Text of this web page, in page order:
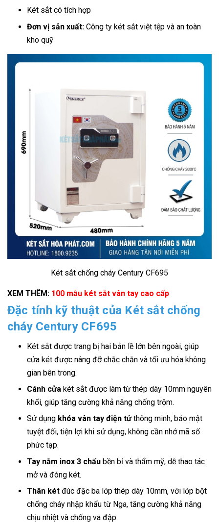
Két sắt có tích hợp
Đơn vị sản xuất: Công ty két sắt việt tệp và an toàn
kho quỹ
Két sắt chống cháy Century CF695
XEM THÊM: 100 mẫu két sắt vân tay cao cấp
Đặc tính kỹ thuật của Két sắt chống
cháy Century CF695
Két sắt được trang bị hai bản lề lớn bên ngoài, giúp
cửa két được nâng đỡ chắc chắn và tối ưu hóa không
gian bên trong.
Cánh cửa két sắt được làm từ thép dày 10mm nguyên
khối, giúp tăng cường khả năng chống trộm.
Sử dụng khóa vân tay điện tửthông minh, bảo mật
tuyệt đối, tiện lợi khi sử dụng, không cần nhớ mã số
phức tạp.
Tay nắm inox 3 chấu bền bỉ và thẩm mỹ, dễ thao tác
mở và đóng két.
Thân két đúc đặc ba lớp thép dày 10mm, với lớp bột
chống cháy nhập khẩu từ Nga, tăng cường khả năng
chịu nhiệt và chống va đập.